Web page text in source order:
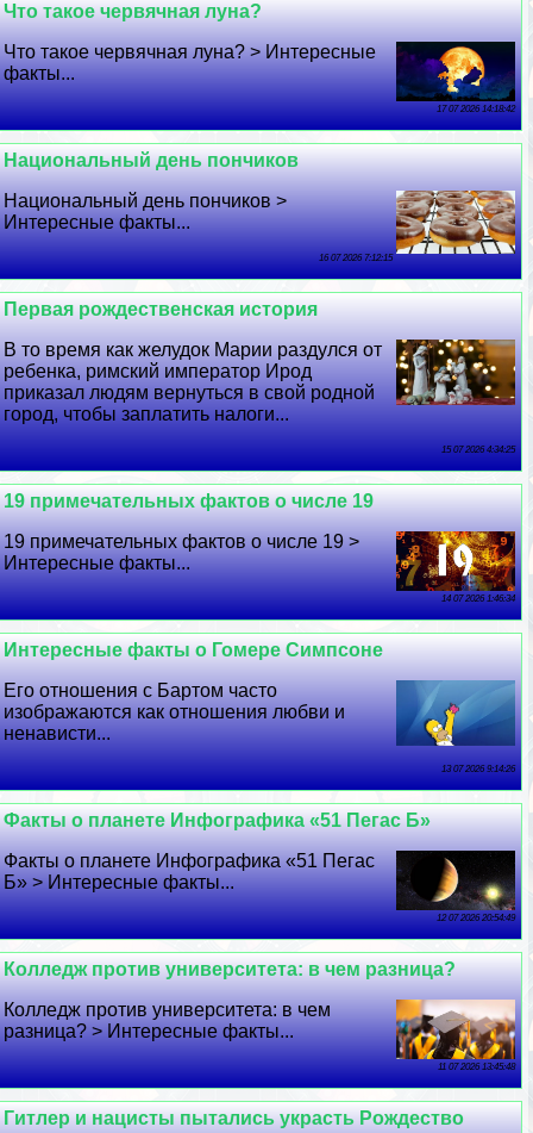
Что такое червячная луна?
Что такое червячная луна? > Интересные
факты...
17 07 2026 14:18:42
Национальный день пончиков
Национальный день пончиков >
Интересные факты...
16 07 2026 7:12:15
Первая рождественская история
В то время как желудок Марии раздулся от
ребенка, римский император Ирод
приказал людям вернуться в свой родной
город, чтобы заплатить налоги...
15 07 2026 4:34:25
19 примечательных фактов о числе 19
19 примечательных фактов о числе 19 >
Интересные факты...
14 07 2026 1:46:34
Интересные факты о Гомере Симпсоне
Его отношения с Бартом часто
изображаются как отношения любви и
ненависти...
13 07 2026 9:14:26
Факты о планете Инфографика «51 Пегас Б»
Факты о планете Инфографика «51 Пегас
Б» > Интересные факты...
12 07 2026 20:54:49
Колледж против университета: в чем разница?
Колледж против университета: в чем
разница? > Интересные факты...
11 07 2026 13:45:48
Гитлер и нацисты пытались украсть Рождество